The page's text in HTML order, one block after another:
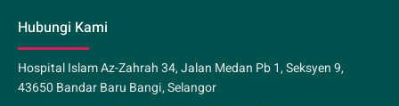
Hubungi Kami
Hospital Islam Az-Zahrah 34, Jalan Medan Pb 1, Seksyen 9,
43650 Bandar Baru Bangi, Selangor